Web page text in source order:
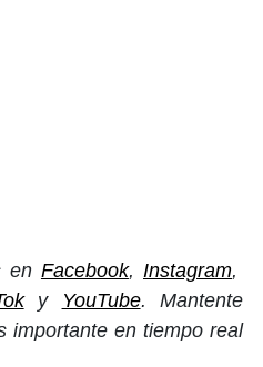
en Facebook, Instagram,
y YouTube. Mantente
importante en tiempo real